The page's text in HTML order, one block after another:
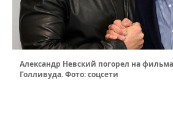
Александр Невский погорел на
Голливуда. Фото: соцсети